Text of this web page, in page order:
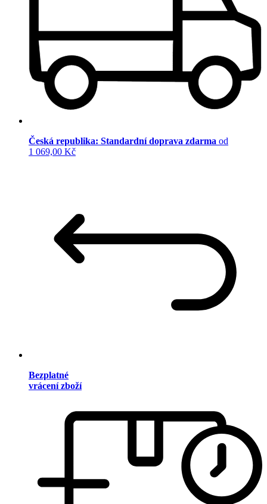
Česká republika: Standardní doprava zdarma od
1 069,00 Kč
Bezplatné
vrácení zboží